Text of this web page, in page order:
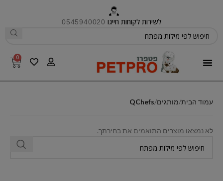
לשירות לקוחות חייגו 0545940020
0
עמוד הבית מותגים QChefs
לא נמצאו מוצרים התואמים את בחירתך.